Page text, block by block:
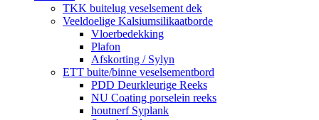
TKK buitelug veselsement dek
Veeldoelige Kalsiumsilikaatborde
Vloerbedekking
Plafon
Afskorting / Sylyn
ETT buite/binne veselsementbord
PDD Deurkleurige Reeks
NU Coating porselein reeks
houtnerf Syplank